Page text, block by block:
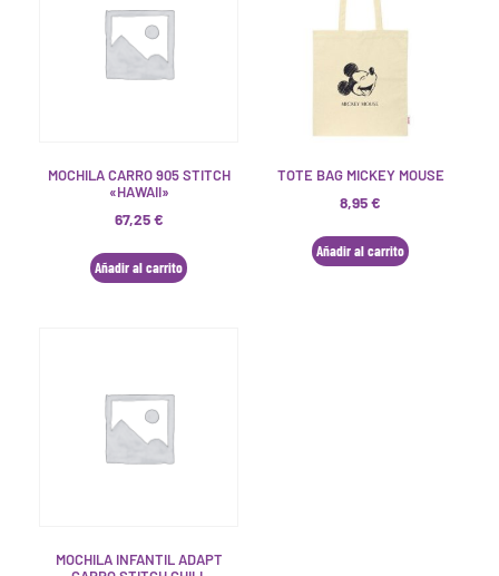
MOCHILA CARRO 905 STITCH
«HAWAII»
67,25€
Añadir al carrito
TOTE BAG MICKEY MOUSE
8,95€
Añadir al carrito
MOCHILA INFANTIL ADAPT